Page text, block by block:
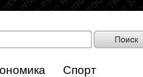
Спорт